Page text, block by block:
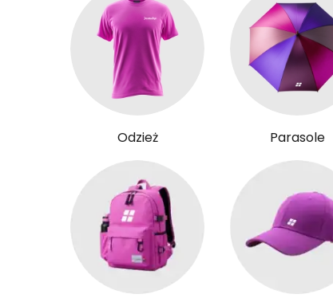
Odzież Parasole